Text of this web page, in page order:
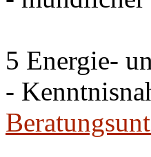
5 Energie-
-